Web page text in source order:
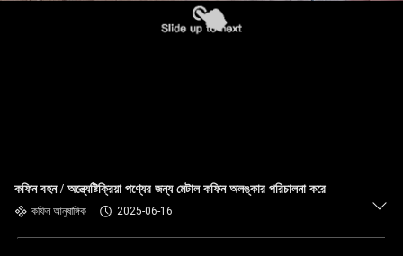
কফিন বহন / অন্ত্যেষ্টিক্রিয়া পণ্যের জন্য মেটাল কফিন অলঙ্কার পরিচালনা করে
কফিন আনুষাঙ্গিক 2025-06-16